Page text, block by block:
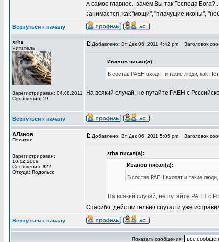
А самое главное.. зачем Вы так Господа
занимается, как "мощи", "плачущие иконы",
Вернуться к началу
srha
Читатель
Зарегистрирован: 04.08.2011
Сообщения: 19
Добавлено: Вт Дек 06, 2011 4:42 pm Заголовок
Иванов писал(а):
В состав РАЕН входят и такие люди, как
На всякий случай, не путайте РАЕН с
Вернуться к началу
АЛанов
Политик
Зарегистрирован:
10.02.2009
Сообщения: 922
Откуда: Подольск
Добавлено: Вт Дек 06, 2011 5:05 pm Заголовок
srha писал(а):
Иванов писал(а):
В состав РАЕН входят и такие
На всякий случай, не путайте РАЕН с
Спасибо, действительно спутал и уже
Вернуться к началу
Показать сообщения: